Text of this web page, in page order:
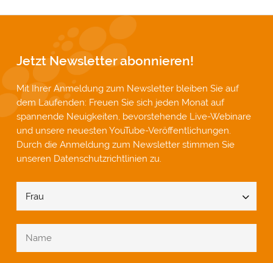
Jetzt Newsletter abonnieren!
Mit Ihrer Anmeldung zum Newsletter bleiben Sie auf
dem Laufenden: Freuen Sie sich jeden Monat auf
spannende Neuigkeiten, bevorstehende Live-Webinare
und unsere neuesten YouTube-Veröffentlichungen.
Durch die Anmeldung zum Newsletter stimmen Sie
unseren Datenschutzrichtlinien zu.